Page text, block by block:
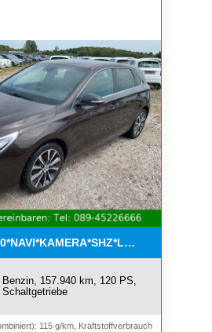
Benzin, 157.940 km, 120 PS,
Schaltgetriebe
115 g/km, Kraftstoffverbrauch